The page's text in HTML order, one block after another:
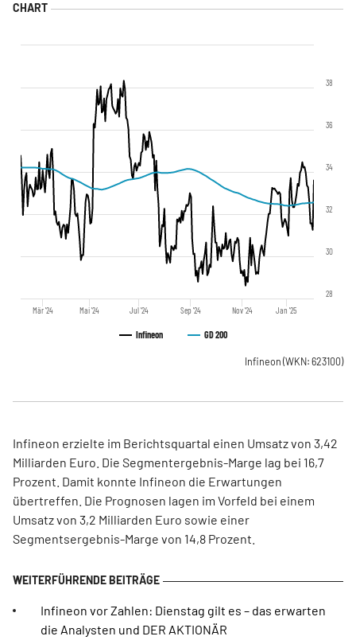
Infineon GD 200
Mär '24 Mai '24 Jul '24 Sep '24 Nov '24 Jan '25
28
30
32
34
36
38
Infineon (WKN: 623100)
Infineon erzielte im Berichtsquartal einen Umsatz von 3,42
Milliarden Euro. Die Segmentergebnis-Marge lag bei 16,7
Prozent. Damit konnte Infineon die Erwartungen
übertreffen. Die Prognosen lagen im Vorfeld bei einem
Umsatz von 3,2 Milliarden Euro sowie einer
Segmentsergebnis-Marge von 14,8 Prozent.
Infineon vor Zahlen: Dienstag gilt es – das erwarten
die Analysten und DER AKTIONÄR